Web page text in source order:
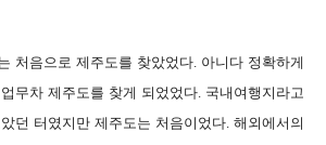
처음으로 제주도를 찾았었다. 아니다 정확하게
무차 제주도를 찾게 되었었다. 국내여행지라고
던 터였지만 제주도는 처음이었다. 해외에서의